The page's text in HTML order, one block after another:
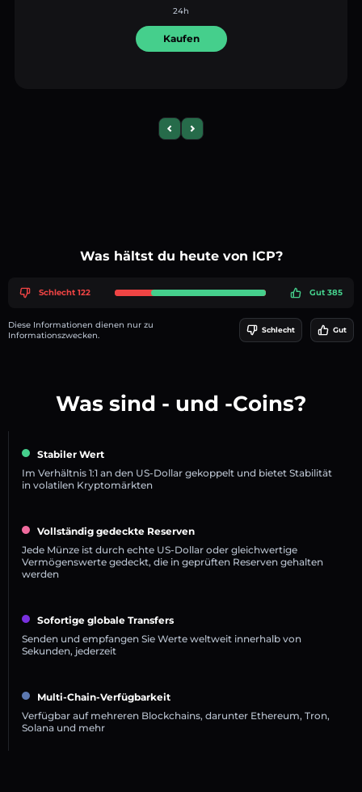
24h
Kaufen
Previous slide
Next slide
Was hältst du heute von ICP?
Schlecht 122 Gut 385
Diese Informationen dienen nur zu
Informationszwecken.
Schlecht Gut
Was sind - und -Coins?
Stabiler Wert
Im Verhältnis 1:1 an den US-Dollar gekoppelt und bietet Stabilität
in volatilen Kryptomärkten
Vollständig gedeckte Reserven
Jede Münze ist durch echte US-Dollar oder gleichwertige
Vermögenswerte gedeckt, die in geprüften Reserven gehalten
werden
Sofortige globale Transfers
Senden und empfangen Sie Werte weltweit innerhalb von
Sekunden, jederzeit
Multi-Chain-Verfügbarkeit
Verfügbar auf mehreren Blockchains, darunter Ethereum, Tron,
Solana und mehr